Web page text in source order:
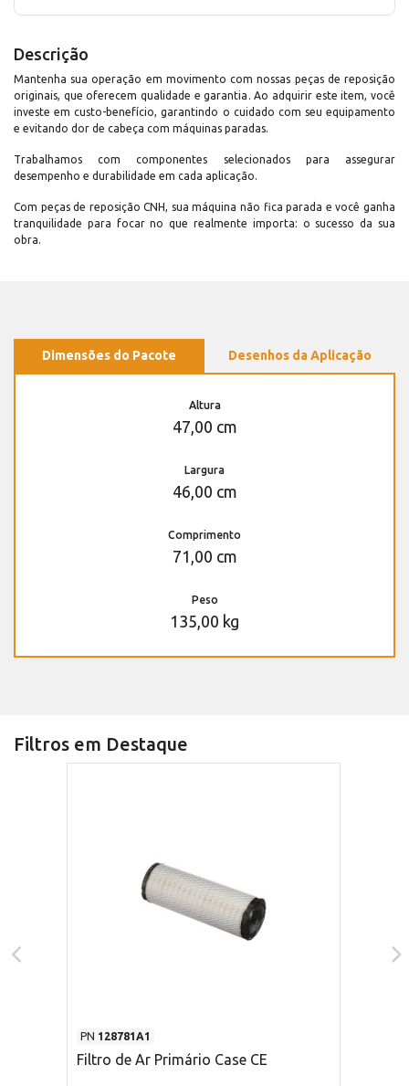
Descrição
Mantenha sua operação em movimento com nossas peças de reposição
originais, que oferecem qualidade e garantia. Ao adquirir este item, você
investe em custo-benefício, garantindo o cuidado com seu equipamento
e evitando dor de cabeça com máquinas paradas.
Trabalhamos com componentes selecionados para assegurar
desempenho e durabilidade em cada aplicação.
Com peças de reposição CNH, sua máquina não fica parada e você ganha
tranquilidade para focar no que realmente importa: o sucesso da sua
obra.
Dimensões do Pacote Desenhos da Aplicação
Altura
47,00 cm
Largura
46,00 cm
Comprimento
71,00 cm
Peso
135,00 kg
Filtros em Destaque
PN 128781A1
Filtro de Ar Primário Case CE